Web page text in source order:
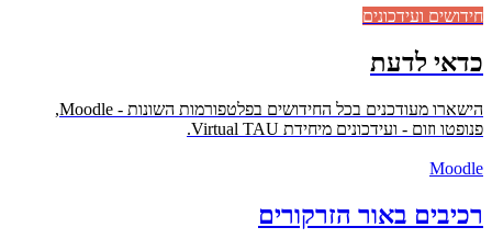
חידושים ועידכונים
כדאי לדעת
הישארו מעודכנים בכל החידושים בפלטפורמות השונות - Moodle,
פנופטו וזום - ועידכונים מיחידת Virtual TAU.
Moodle
רכיבים באור הזרקורים